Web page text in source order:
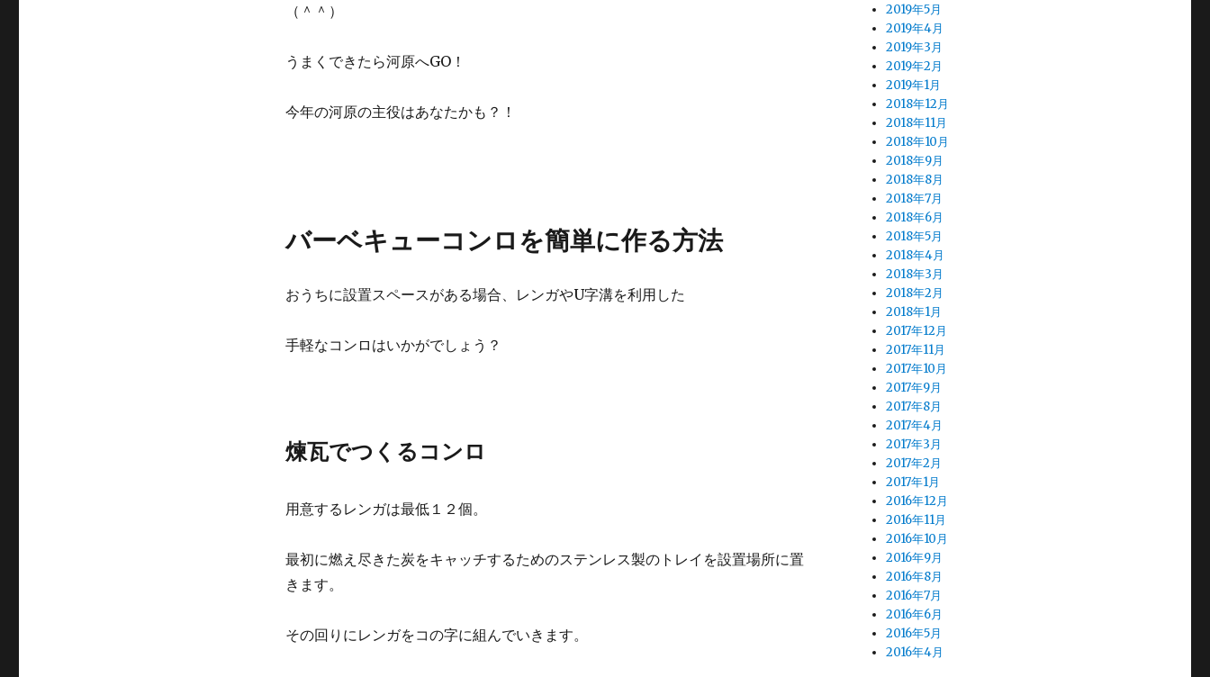
（＾＾）
うまくできたら河原へGO！
今年の河原の主役はあなたかも？！
バーベキューコンロを簡単に作る方法
おうちに設置スペースがある場合、レンガやU字溝を利用した
手軽なコンロはいかがでしょう？
煉瓦でつくるコンロ
用意するレンガは最低１２個。
最初に燃え尽きた炭をキャッチするためのステンレス製のトレイを設置場所に置
きます。
その回りにレンガをコの字に組んでいきます。
2019年5月
2019年4月
2019年3月
2019年2月
2019年1月
2018年12月
2018年11月
2018年10月
2018年9月
2018年8月
2018年7月
2018年6月
2018年5月
2018年4月
2018年3月
2018年2月
2018年1月
2017年12月
2017年11月
2017年10月
2017年9月
2017年8月
2017年4月
2017年3月
2017年2月
2017年1月
2016年12月
2016年11月
2016年10月
2016年9月
2016年8月
2016年7月
2016年6月
2016年5月
2016年4月